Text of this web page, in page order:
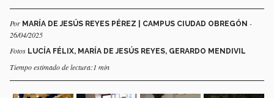
Por MARÍA DE JESÚS REYES PÉREZ | CAMPUS CIUDAD OBREGÓN -
26/04/2025
Fotos LUCÍA FÉLIX, MARÍA DE JESÚS REYES, GERARDO MENDIVIL
Tiempo estimado de lectura:1 min